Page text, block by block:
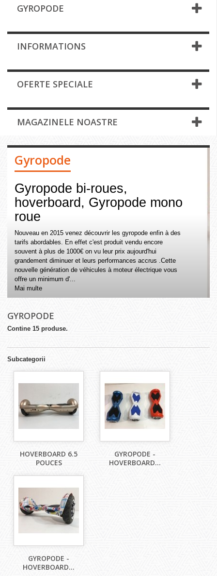
GYROPODE
INFORMATIONS
OFERTE SPECIALE
MAGAZINELE NOASTRE
Gyropode
Gyropode bi-roues,
hoverboard, Gyropode mono
roue
Nouveau en 2015 venez découvrir les gyropode enfin à des
tarifs abordables. En effet c'est produit vendu encore
souvent à plus de 1000€ on vu leur prix aujourd'hui
grandement diminuer et leurs performances accrus .Cette
nouvelle génération de véhicules à moteur électrique vous
offre un minimum d'...
Mai multe
GYROPODE
Contine 15 produse.
Subcategorii
HOVERBOARD 6.5
POUCES
GYROPODE -
HOVERBOARD...
GYROPODE -
HOVERBOARD...